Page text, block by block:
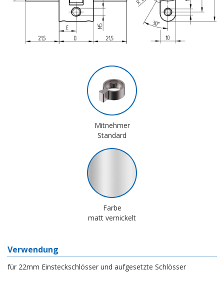
Mitnehmer
Standard
Farbe
matt vernickelt
Verwendung
für 22mm Einsteckschlösser und aufgesetzte Schlösser